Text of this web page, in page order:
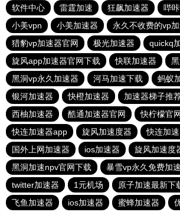
软件中心
雷霆加速 狂飙加速器 哔
小美vpn
小美加速器
永久不收费的vp
猎豹vp加速器官网
极光加速器 quickq
旋风app加速器官网下载
快联加速器
黑洞vp永久加速器
河马加速下载
蚂蚁
银河加速器
快橙加速器 加速器梯子推
西柚加速器
酷通加速器官网 快柠檬官
快连加速器app
旋风加速度器
快连加
国外上网加速器
ios加速器
旋风加速度
黑洞加速npv官网下载
暴雪vp永久免费加
twitter加速器
1元机场 原子加速最新下
飞鱼加速器
ios加速器 蜜蜂加速器